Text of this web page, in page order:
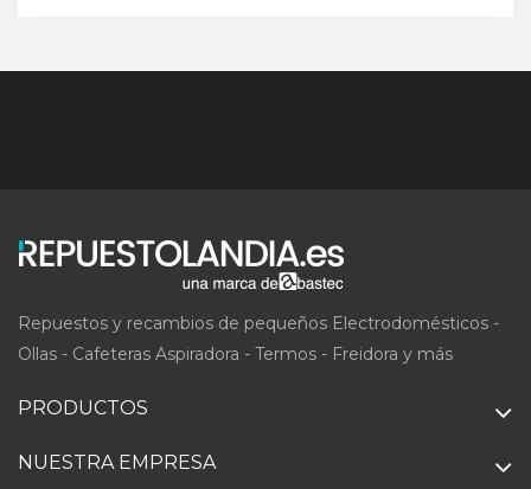
Repuestos y recambios de pequeños Electrodomésticos -
Ollas - Cafeteras Aspiradora - Termos - Freidora y más
PRODUCTOS
NUESTRA EMPRESA